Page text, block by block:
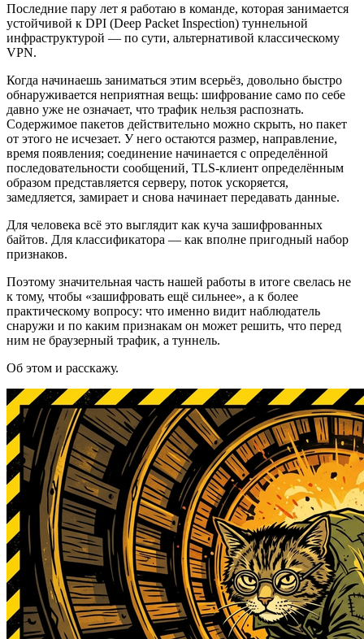
Последние пару лет я работаю в команде, которая занимается
устойчивой к DPI (Deep Packet Inspection) туннельной
инфраструктурой — по сути, альтернативой классическому
VPN.
Когда начинаешь заниматься этим всерьёз, довольно быстро
обнаруживается неприятная вещь: шифрование само по себе
давно уже не означает, что трафик нельзя распознать.
Содержимое пакетов действительно можно скрыть, но пакет
от этого не исчезает. У него остаются размер, направление,
время появления; соединение начинается с определённой
последовательности сообщений, TLS-клиент определённым
образом представляется серверу, поток ускоряется,
замедляется, замирает и снова начинает передавать данные.
Для человека всё это выглядит как куча зашифрованных
байтов. Для классификатора — как вполне пригодный набор
признаков.
Поэтому значительная часть нашей работы в итоге свелась не
к тому, чтобы «зашифровать ещё сильнее», а к более
практическому вопросу: что именно видит наблюдатель
снаружи и по каким признакам он может решить, что перед
ним не браузерный трафик, а туннель.
Об этом и расскажу.